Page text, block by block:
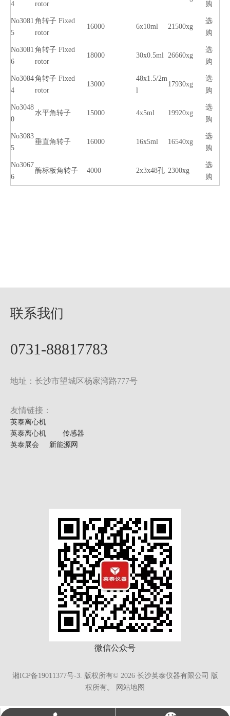
4
rotor
购
No3081
5
角转子 Fixed
rotor
16000 6x10ml 21500xg
选
购
No3081
6
角转子 Fixed
rotor
18000 30x0.5ml 26660xg
选
购
No3084
4
角转子 Fixed
rotor
13000
48x1.5/2m
l
17930xg
选
购
No3048
0
水平角转子 15000 4x5ml 19920xg
选
购
No3083
5
垂直角转子 16000 16x5ml 16540xg
选
购
No3067
6
酶标板角转子 4000 2x3x48孔 2300xg
选
购
联系我们
0731-88817783
地址：长沙市望城区杨家湾路777号
友情链接：
英泰离心机
英泰离心机
传感器
英泰展会
新能源网
微信公众号
湘ICP备19011377号-3. 版权所有© 2026长沙英泰仪器有限公司 版
权所有。
网站地图